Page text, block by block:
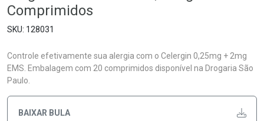
Comprimidos
128031
Controle efetivamente sua alergia com o Celergin 0,25mg + 2mg
EMS. Embalagem com 20 comprimidos disponível na Drogaria São
Paulo.
BAIXAR BULA